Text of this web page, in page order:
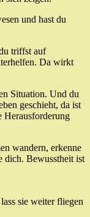
und hast du
triffst auf
Da wirkt
Situation. Und du
geschieht, da ist
Herausforderung
wandern, erkenne
dich. Bewusstheit ist
sie weiter fliegen